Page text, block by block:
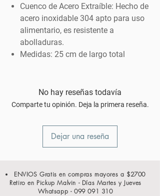
Cuenco de Acero Extraíble: Hecho de
acero inoxidable 304 apto para uso
alimentario, es resistente a
abolladuras.
Medidas: 25 cm de largo total
No hay reseñas todavía
Comparte tu opinión. Deja la primera reseña.
Dejar una reseña
ENVIOS Gratis en compras mayores a $2700
Retiro en Pickup Malvin - Días Martes y Jueves
Whatsapp - 099 091 310